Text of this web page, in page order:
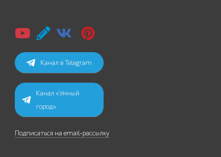
Канал в Telegram
Канал «Умный
город»
Подписаться на email-рассылку